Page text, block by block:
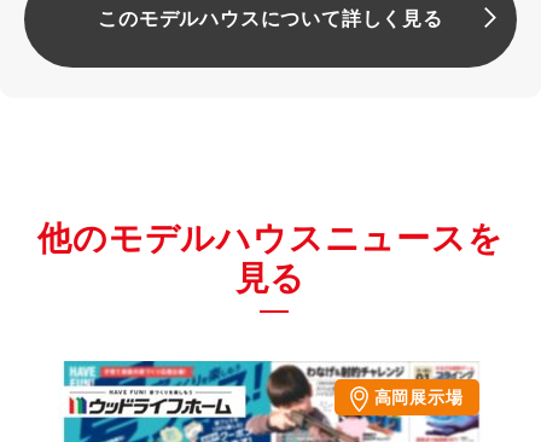
このモデルハウスについて詳しく見る
他のモデルハウスニュースを
見る
高岡展示場